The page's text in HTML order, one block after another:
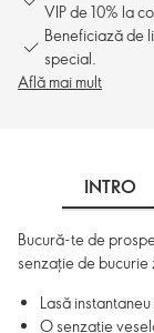
VIP de 10% la
Beneficiază de
special.
Află mai mult
INTRO
Bucură-te de
senzație de bucurie
Lasă
O senzație